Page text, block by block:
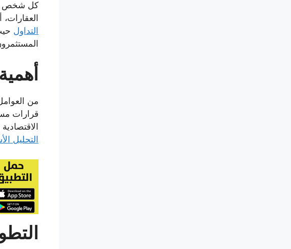
كل شخص
التداول
من
قرارات
التحليل